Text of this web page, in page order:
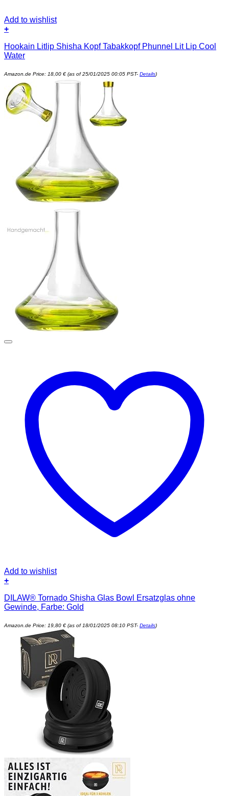
Add to wishlist
+
Hookain Litlip Shisha Kopf Tabakkopf Phunnel Lit Lip Cool
Water
Amazon.de Price: 18,00 € (as of 25/01/2025 00:05 PST- Details)
Add to wishlist
+
DILAW® Tornado Shisha Glas Bowl Ersatzglas ohne
Gewinde, Farbe: Gold
Amazon.de Price: 19,80 € (as of 18/01/2025 08:10 PST- Details)